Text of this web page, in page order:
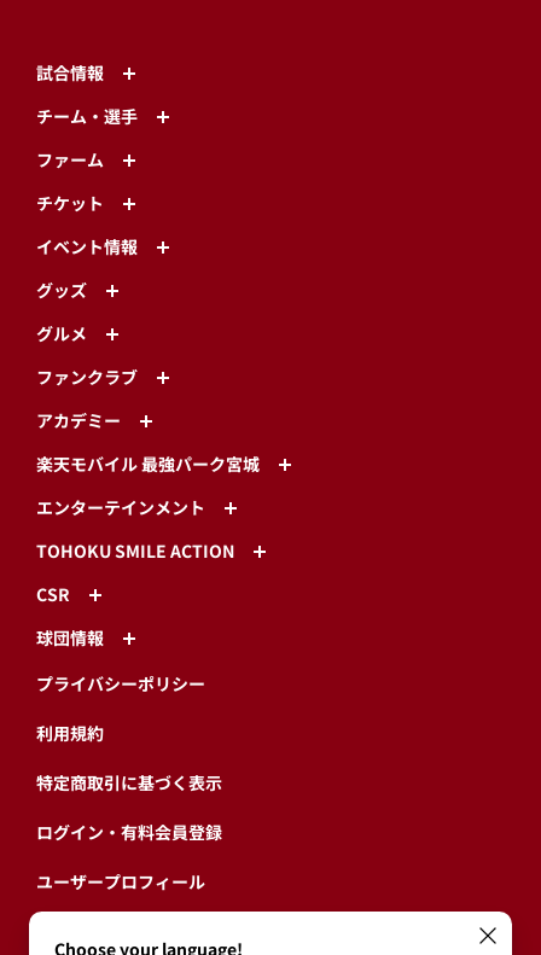
試合情報
チーム・選手
ファーム
チケット
イベント情報
グッズ
グルメ
ファンクラブ
アカデミー
楽天モバイル 最強パーク宮城
エンターテインメント
TOHOKU SMILE ACTION
CSR
球団情報
プライバシーポリシー
利用規約
特定商取引に基づく表示
ログイン・有料会員登録
ユーザープロフィール